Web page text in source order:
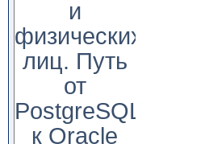
и
физических
лиц. Путь
от
PostgreSQL
к Oracle